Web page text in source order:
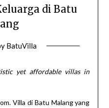
di Batu
BatuVilla
yet affordable villas in
Villa di Batu Malang yang